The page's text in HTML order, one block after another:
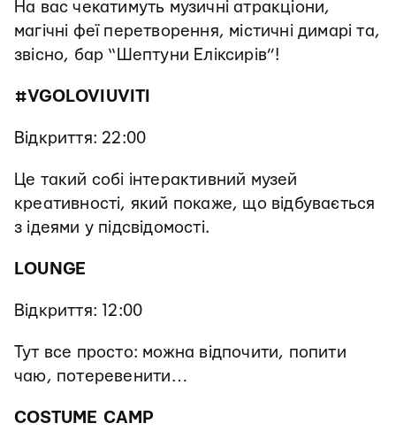
На вас чекатимуть музичні атракціони,
магічні феї перетворення, містичні димарі та,
звісно, бар “Шептуни Еліксирів”!
#VGOLOVIUVITI
Відкриття: 22:00
Це такий собі інтерактивний музей
креативності, який покаже, що відбувається
з ідеями у підсвідомості.
LOUNGE
Відкриття: 12:00
Тут все просто: можна відпочити, попити
чаю, потеревенити…
СOSTUME CAMP